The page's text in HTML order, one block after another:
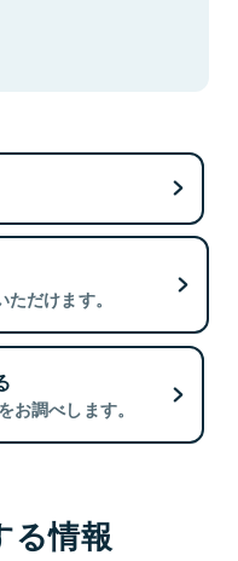
だけます。
お調べします。
る情報